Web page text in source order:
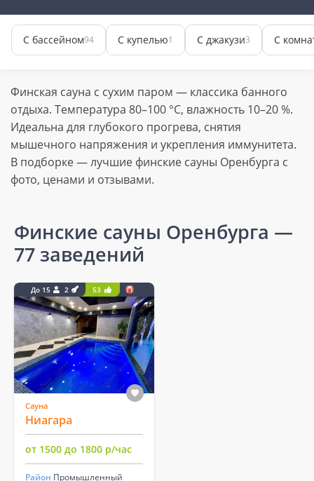
С бассейном94 С купелью1 С джакузи3 С
Финская сауна с сухим паром — классика банного
отдыха. Температура 80–100 °C, влажность 10–20 %.
Идеальна для глубокого прогрева, снятия
мышечного напряжения и укрепления иммунитета.
В подборке — лучшие финские сауны Оренбурга с
фото, ценами и отзывами.
Финские сауны Оренбурга —
77 заведений
До 15 2 53
Сауна
Ниагара
от 1500 до 1800 р/час
Район Промышленный